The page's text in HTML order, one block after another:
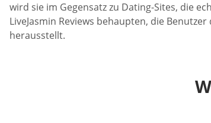
wird sie im Gegensatz zu Dating-Sites, die
LiveJasmin Reviews behaupten, die
herausstellt.